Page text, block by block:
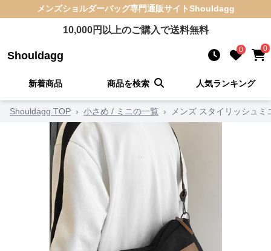
メンズショルダーバッグ専門通販サイトShouldagg
10,000円以上のご購入で送料無料
Shouldagg 0 0
新着商品 商品を検索 人気ランキング
Shouldagg TOP › 小さめ / ミニの一覧 › メンズ スタイリッシュ